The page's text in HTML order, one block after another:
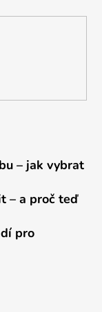
– jak vybrat
– a proč teď
pro